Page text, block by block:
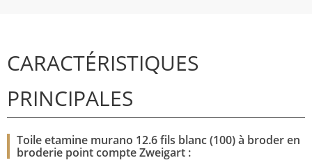
CARACTÉRISTIQUES
PRINCIPALES
Toile etamine murano 12.6 fils blanc (100) à broder en
broderie point compte Zweigart :